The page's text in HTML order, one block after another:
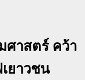
ศาสตร์ คว้า
ยาวชน